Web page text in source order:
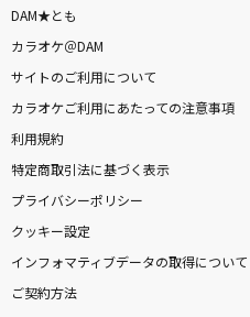
君がドアを閉めた後
back number
やさしさで溢れるように
JUJU
DAM★とも
カラオケ＠DAM
サイトのご利用について
カラオケご利用にあたっての注意事項
利用規約
特定商取引法に基づく表示
プライバシーポリシー
クッキー設定
インフォマティブデータの取得について
ご契約方法